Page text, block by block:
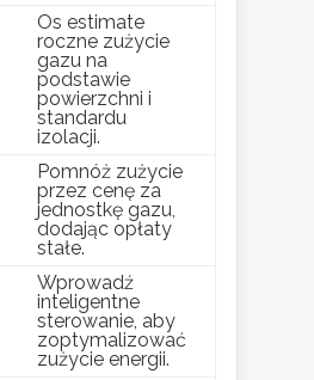
Os estimate
roczne zużycie
gazu na
podstawie
powierzchni i
standardu
izolacji.
Pomnóż zużycie
przez cenę za
jednostkę gazu,
dodając opłaty
stałe.
Wprowadź
inteligentne
sterowanie, aby
zoptymalizować
zużycie energii.